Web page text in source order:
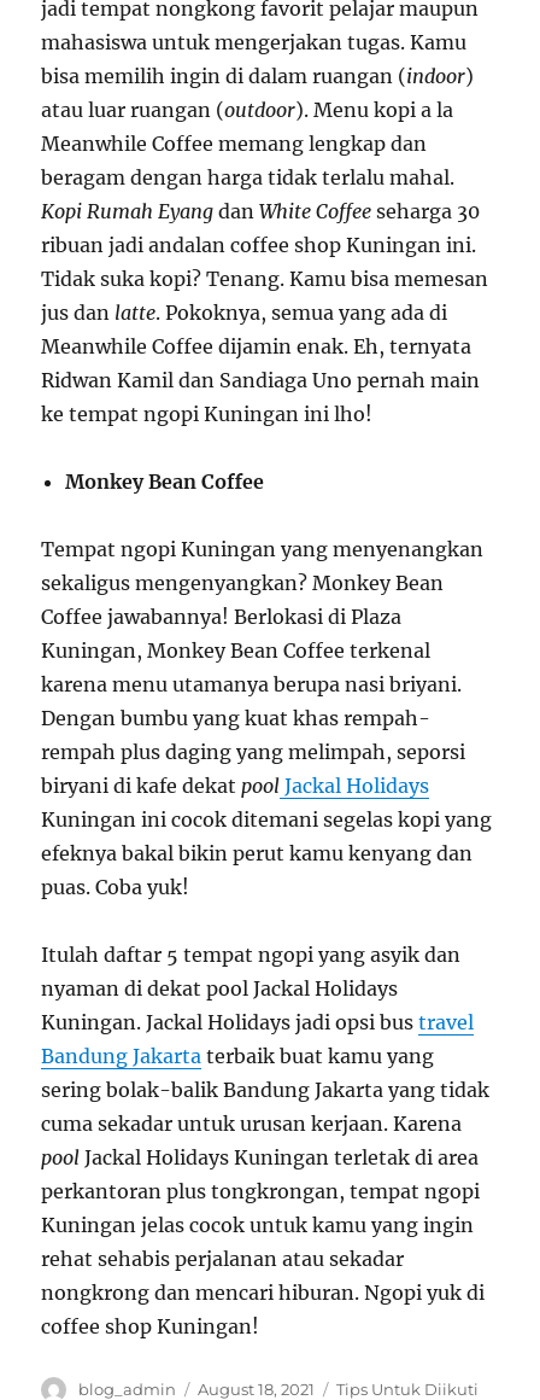
jadi tempat nongkong favorit pelajar maupun
mahasiswa untuk mengerjakan tugas. Kamu
bisa memilih ingin di dalam ruangan (indoor)
atau luar ruangan (outdoor). Menu kopi a la
Meanwhile Coffee memang lengkap dan
beragam dengan harga tidak terlalu mahal.
Kopi Rumah EyangdanWhite Coffee seharga 30
ribuan jadi andalan coffee shop Kuningan ini.
Tidak suka kopi? Tenang. Kamu bisa memesan
jus dan latte. Pokoknya, semua yang ada di
Meanwhile Coffee dijamin enak. Eh, ternyata
Ridwan Kamil dan Sandiaga Uno pernah main
ke tempat ngopi Kuningan ini lho!
Monkey Bean Coffee
Tempat ngopi Kuningan yang menyenangkan
sekaligus mengenyangkan? Monkey Bean
Coffee jawabannya! Berlokasi di Plaza
Kuningan, Monkey Bean Coffee terkenal
karena menu utamanya berupa nasi briyani.
Dengan bumbu yang kuat khas rempah-
rempah plus daging yang melimpah, seporsi
biryani di kafe dekatpool Jackal Holidays
Kuningan ini cocok ditemani segelas kopi yang
efeknya bakal bikin perut kamu kenyang dan
puas. Coba yuk!
Itulah daftar 5 tempat ngopi yang asyik dan
nyaman di dekat pool Jackal Holidays
Kuningan. Jackal Holidays jadi opsi bustravel
Bandung Jakarta terbaik buat kamu yang
sering bolak-balik Bandung Jakarta yang tidak
cuma sekadar untuk urusan kerjaan. Karena
poolJackal Holidays Kuningan terletak di area
perkantoran plus tongkrongan, tempat ngopi
Kuningan jelas cocok untuk kamu yang ingin
rehat sehabis perjalanan atau sekadar
nongkrong dan mencari hiburan. Ngopi yuk di
coffee shop Kuningan!
Author
blog_admin
Posted
August 18, 2021 Categories
Tips Untuk Diikuti